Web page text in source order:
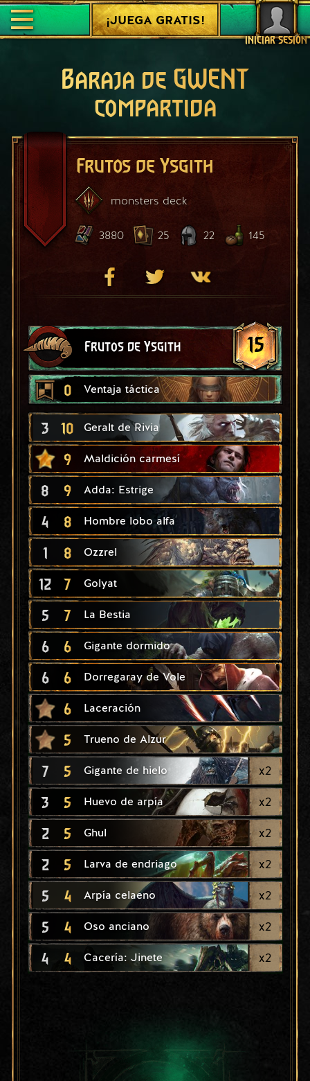
INICIAR SESIÓN
¡JUEGA GRATIS!
Baraja de GWENT
compartida
Frutos de Ysgith
monsters deck
3880 25 22 145
Frutos de Ysgith 15
0 Ventaja táctica
3 10 Geralt de Rivia
9 Maldición carmesí
8 9 Adda: Estrige
4 8 Hombre lobo alfa
1 8 Ozzrel
12 7 Golyat
5 7 La Bestia
6 6 Gigante dormido
6 6 Dorregaray de Vole
6 Laceración
5 Trueno de Alzur
7 5 Gigante de hielo x2
3 5 Huevo de arpía x2
2 5 Ghul x2
2 5 Larva de endriago x2
5 4 Arpía celaeno x2
5 4 Oso anciano x2
4 4 Cacería: Jinete x2